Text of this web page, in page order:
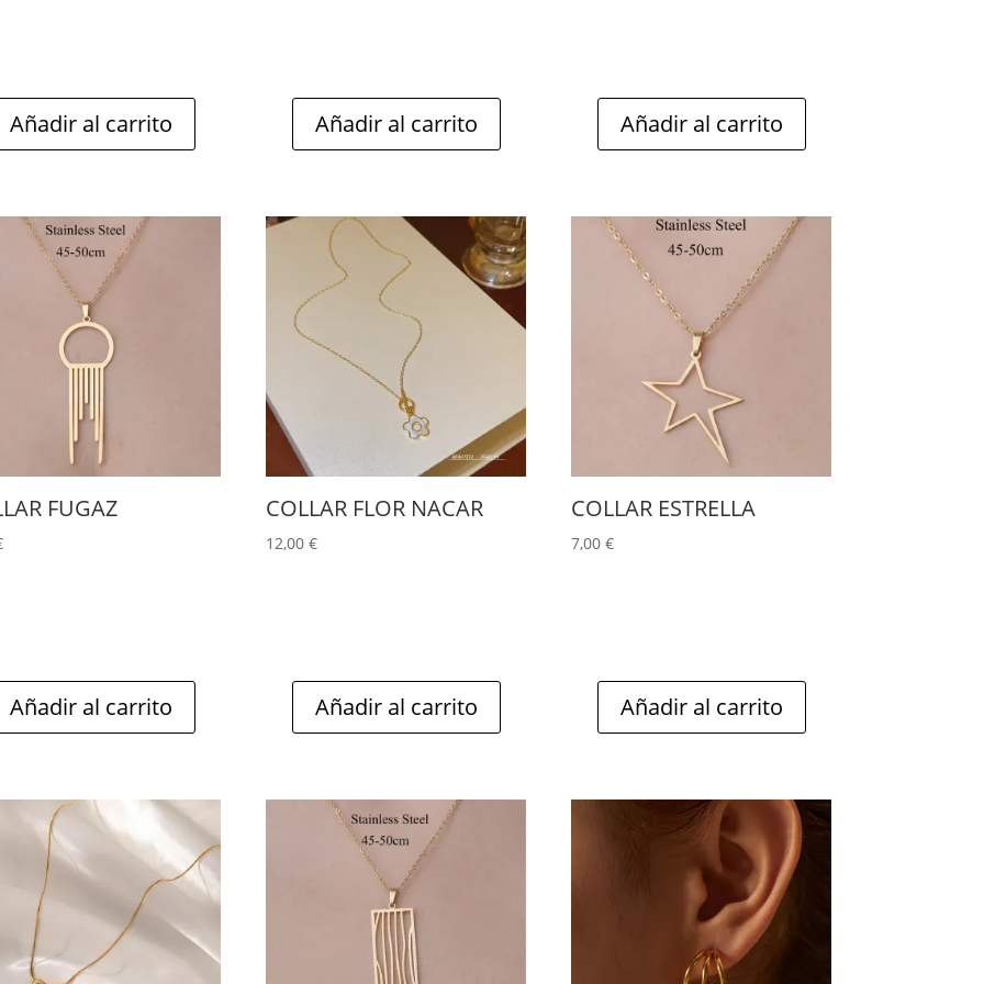
Añadir al carrito Añadir al carrito Añadir al carrito
FUGAZ
Añadir al carrito
COLLAR FLOR NACAR
12,00€
Añadir al carrito
COLLAR ESTRELLA
7,00€
Añadir al carrito
Este
producto
múltiples
variantes.
Este
producto
tiene
múltiples
variantes.